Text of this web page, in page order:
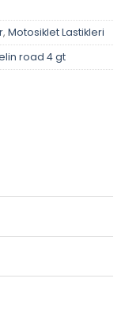
, Motosiklet Lastikleri
road 4 gt